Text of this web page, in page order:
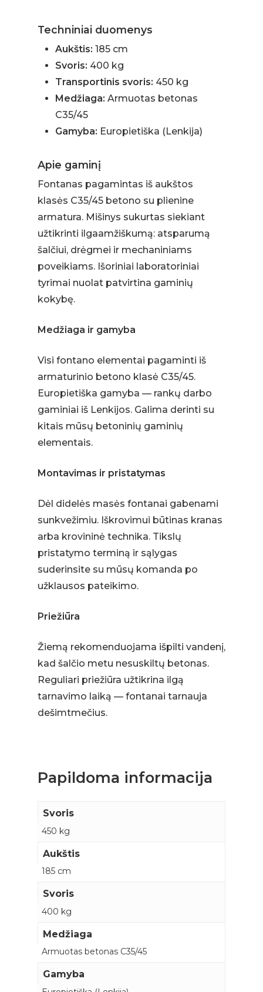
Techniniai duomenys
Aukštis: 185 cm
Svoris: 400 kg
Transportinis svoris: 450 kg
Medžiaga: Armuotas betonas
C35/45
Gamyba: Europietiška (Lenkija)
Apie gaminį
Fontanas pagamintas iš aukštos
klasės C35/45 betono su plienine
armatura. Mišinys sukurtas siekiant
užtikrinti ilgaamžiškumą: atsparumą
šalčiui, drėgmei ir mechaniniams
poveikiams. Išoriniai laboratoriniai
tyrimai nuolat patvirtina gaminių
kokybę.
Medžiaga ir gamyba
Visi fontano elementai pagaminti iš
armaturinio betono klasė C35/45.
Europietiška gamyba — rankų darbo
gaminiai iš Lenkijos. Galima derinti su
kitais mūsų betoninių gaminių
elementais.
Montavimas ir pristatymas
Dėl didelės masės fontanai gabenami
sunkvežimiu. Iškrovimui būtinas kranas
arba krovininė technika. Tikslų
pristatymo terminą ir sąlygas
suderinsite su mūsų komanda po
užklausos pateikimo.
Priežiūra
Žiemą rekomenduojama išpilti vandenį,
kad šalčio metu nesuskiltų betonas.
Reguliari priežiūra užtikrina ilgą
tarnavimo laiką — fontanai tarnauja
dešimtmečius.
Papildoma informacija
Svoris
450 kg
Aukštis
185 cm
Svoris
400 kg
Medžiaga
Armuotas betonas C35/45
Gamyba